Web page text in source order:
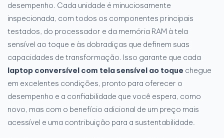
desempenho. Cada unidade é minuciosamente
inspecionada, com todos os componentes principais
testados, do processador e da memória RAM à tela
sensível ao toque e às dobradiças que definem suas
capacidades de transformação. Isso garante que cada
laptop conversível com tela sensível ao toque chegue
em excelentes condições, pronto para oferecer o
desempenho e a confiabilidade que você espera, como
novo, mas com o benefício adicional de um preço mais
acessível e uma contribuição para a sustentabilidade.